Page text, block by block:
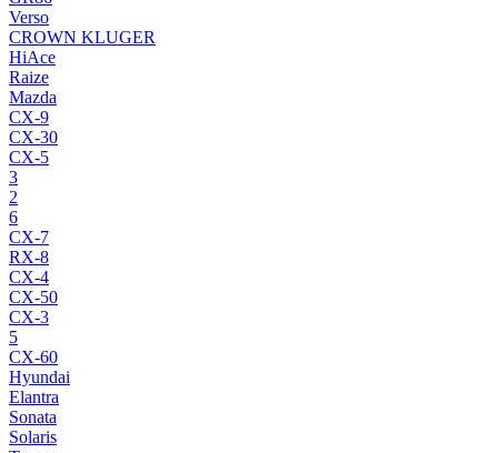
Verso
CROWN KLUGER
HiAce
Raize
Mazda
CX-9
CX-30
CX-5
3
2
6
CX-7
RX-8
CX-4
CX-50
CX-3
5
CX-60
Hyundai
Elantra
Sonata
Solaris